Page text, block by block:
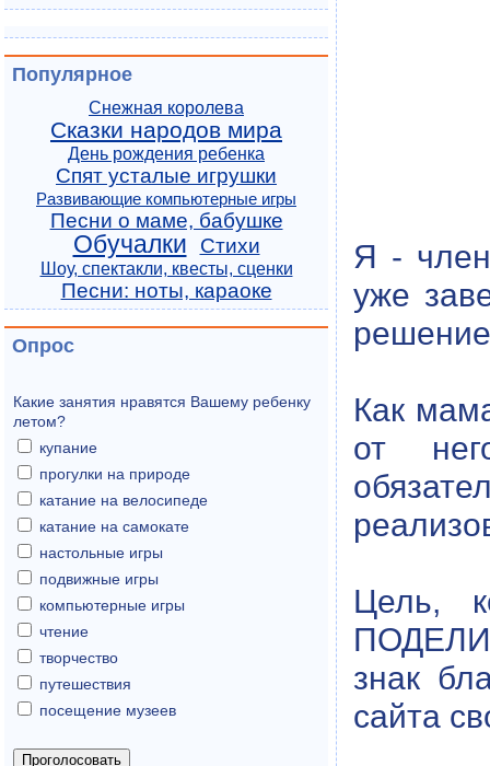
Я -
уже
Как
от
Цель,
знак
сайта
Популярное
Снежная королева
Сказки народов мира
День рождения ребенка
Спят усталые игрушки
Развивающие компьютерные игры
Песни о маме, бабушке
Обучалки Стихи
Шоу, спектакли, квесты, сценки
Песни: ноты, караоке
Опрос
Какие занятия нравятся Вашему ребенку
летом?
купание
прогулки на природе
катание на велосипеде
катание на самокате
настольные игры
подвижные игры
компьютерные игры
чтение
творчество
путешествия
посещение музеев